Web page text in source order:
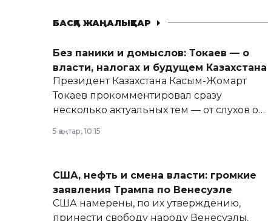
БАСҚА ЖАҢАЛЫҚТАР
Без паники и домыслов: Токаев — о
власти, налогах и будущем Казахстана
Президент Казахстана Касым-Жомарт
Токаев прокомментировал сразу
несколько актуальных тем — от слухов о
армии, экономики и личного здоровья.
5 қаңтар, 10:15
США, нефть и смена власти: громкие
заявления Трампа по Венесуэле
США намерены, по их утверждению,
принести свободу народу Венесуэлы.